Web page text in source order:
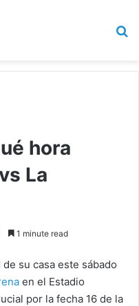
hora
La
1 minute read
su casa este sábado
en el Estadio
por la fecha 16 de la